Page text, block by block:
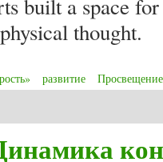
built a space
thought.
развитие Просвещение